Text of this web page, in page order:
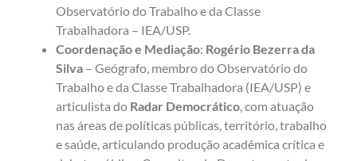
Observatório do Trabalho e da Classe
Trabalhadora – IEA/USP.
Coordenação e Mediação: Rogério Bezerra da
Silva – Geógrafo, membro do Observatório do
Trabalho e da Classe Trabalhadora (IEA/USP) e
articulista do Radar Democrático , com atuação
nas áreas de políticas públicas, território, trabalho
e saúde, articulando produção acadêmica crítica e